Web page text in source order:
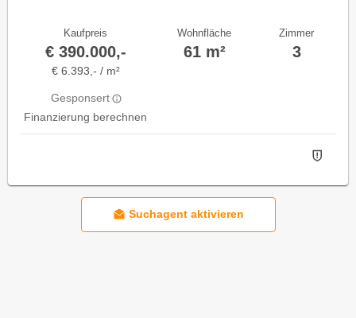
Kaufpreis
€ 390.000,-
€ 6.393,- / m²
Gesponsert
Finanzierung berechnen
Wohnfläche
61 m²
Zimmer
3
Suchagent aktivieren